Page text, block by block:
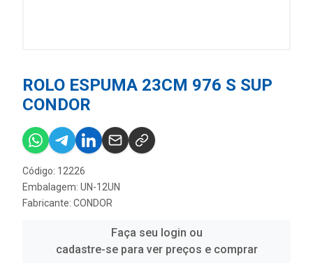
ROLO ESPUMA 23CM 976 S SUP
CONDOR
Código: 12226
Embalagem: UN-12UN
Fabricante: CONDOR
Faça seu login ou
cadastre-se para ver preços e comprar